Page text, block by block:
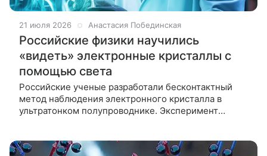
21 июля 2026 Анастасия Побединская
Российские физики научились
«видеть» электронные кристаллы с
помощью света
Российские ученые разработали бесконтактный
метод наблюдения электронного кристалла в
ультратонком полупроводнике. Эксперимент